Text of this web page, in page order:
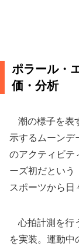
ポラール・
価・分析
潮の様子を表
示するムーンデ
のアクティビテ
ーズ初だという
スポーツから日
心拍計測を行
を実装。運動